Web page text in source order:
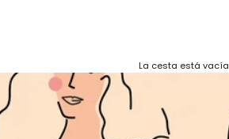
La cesta está vacía